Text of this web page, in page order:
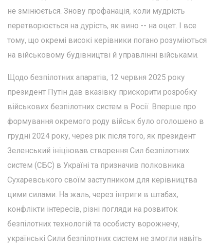
не змінюється. Знову профанація, коли мудрість
перетворюється на дурість, як вино -- на оцет. І все
тому, що окремі високі керівники погано розуміються
на військовому будівництві й управлінні військами.
Щодо безпілотних апаратів, 12 червня 2025 року
президент Путін дав вказівку прискорити розробку
військових безпілотних систем в Росії. Вперше про
формування окремого роду військ було оголошено в
грудні 2024 року, через рік після того, як президент
Зеленський ініціював створення Сил безпілотних
систем (СБС) в Україні та призначив полковника
Сухаревського своїм заступником для керівництва
цими силами. На жаль, через інтриги в штабах,
конфлікти інтересів, різні погляди на розвиток
безпілотних технологій та особисту ворожнечу,
українські Сили безпілотних систем не змогли навіть